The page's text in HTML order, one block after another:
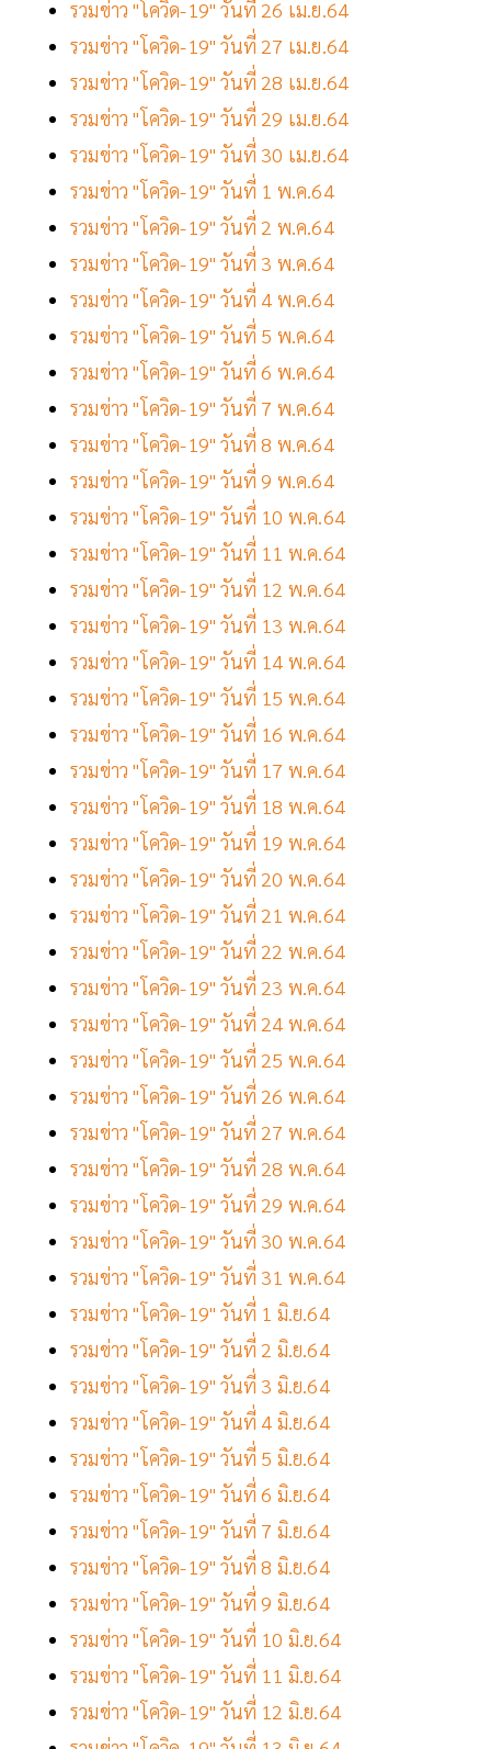
รวมข่าว "โควิด-19" วันที่ 26 เม.ย.64
รวมข่าว "โควิด-19" วันที่ 27 เม.ย.64
รวมข่าว "โควิด-19" วันที่ 28 เม.ย.64
รวมข่าว "โควิด-19" วันที่ 29 เม.ย.64
รวมข่าว "โควิด-19" วันที่ 30 เม.ย.64
รวมข่าว "โควิด-19" วันที่ 1 พ.ค.64
รวมข่าว "โควิด-19" วันที่ 2 พ.ค.64
รวมข่าว "โควิด-19" วันที่ 3 พ.ค.64
รวมข่าว "โควิด-19" วันที่ 4 พ.ค.64
รวมข่าว "โควิด-19" วันที่ 5 พ.ค.64
รวมข่าว "โควิด-19" วันที่ 6 พ.ค.64
รวมข่าว "โควิด-19" วันที่ 7 พ.ค.64
รวมข่าว "โควิด-19" วันที่ 8 พ.ค.64
รวมข่าว "โควิด-19" วันที่ 9 พ.ค.64
รวมข่าว "โควิด-19" วันที่ 10 พ.ค.64
รวมข่าว "โควิด-19" วันที่ 11 พ.ค.64
รวมข่าว "โควิด-19" วันที่ 12 พ.ค.64
รวมข่าว "โควิด-19" วันที่ 13 พ.ค.64
รวมข่าว "โควิด-19" วันที่ 14 พ.ค.64
รวมข่าว "โควิด-19" วันที่ 15 พ.ค.64
รวมข่าว "โควิด-19" วันที่ 16 พ.ค.64
รวมข่าว "โควิด-19" วันที่ 17 พ.ค.64
รวมข่าว "โควิด-19" วันที่ 18 พ.ค.64
รวมข่าว "โควิด-19" วันที่ 19 พ.ค.64
รวมข่าว "โควิด-19" วันที่ 20 พ.ค.64
รวมข่าว "โควิด-19" วันที่ 21 พ.ค.64
รวมข่าว "โควิด-19" วันที่ 22 พ.ค.64
รวมข่าว "โควิด-19" วันที่ 23 พ.ค.64
รวมข่าว "โควิด-19" วันที่ 24 พ.ค.64
รวมข่าว "โควิด-19" วันที่ 25 พ.ค.64
รวมข่าว "โควิด-19" วันที่ 26 พ.ค.64
รวมข่าว "โควิด-19" วันที่ 27 พ.ค.64
รวมข่าว "โควิด-19" วันที่ 28 พ.ค.64
รวมข่าว "โควิด-19" วันที่ 29 พ.ค.64
รวมข่าว "โควิด-19" วันที่ 30 พ.ค.64
รวมข่าว "โควิด-19" วันที่ 31 พ.ค.64
รวมข่าว "โควิด-19" วันที่ 1 มิ.ย.64
รวมข่าว "โควิด-19" วันที่ 2 มิ.ย.64
รวมข่าว "โควิด-19" วันที่ 3 มิ.ย.64
รวมข่าว "โควิด-19" วันที่ 4 มิ.ย.64
รวมข่าว "โควิด-19" วันที่ 5 มิ.ย.64
รวมข่าว "โควิด-19" วันที่ 6 มิ.ย.64
รวมข่าว "โควิด-19" วันที่ 7 มิ.ย.64
รวมข่าว "โควิด-19" วันที่ 8 มิ.ย.64
รวมข่าว "โควิด-19" วันที่ 9 มิ.ย.64
รวมข่าว "โควิด-19" วันที่ 10 มิ.ย.64
รวมข่าว "โควิด-19" วันที่ 11 มิ.ย.64
รวมข่าว "โควิด-19" วันที่ 12 มิ.ย.64